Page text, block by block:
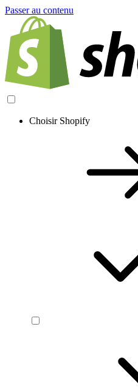
Passer au contenu
Choisir Shopify